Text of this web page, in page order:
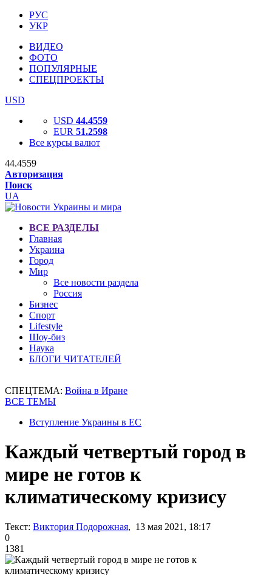
РУС
УКР
ВИДЕО
ФОТО
ПОПУЛЯРНЫЕ
СПЕЦПРОЕКТЫ
USD
USD 44.4559
EUR 51.2598
Все курсы валют
44.4559
Авторизация
Поиск
UA
ВСЕ РАЗДЕЛЫ
Главная
Украина
Город
Мир
Все новости раздела
Россия
Бизнес
Спорт
Lifestyle
Шоу-биз
Наука
БЛОГИ ЧИТАТЕЛЕЙ
СПЕЦТЕМА: Война в Иране
ВСЕ ТЕМЫ
Вступление Украины в ЕС
Каждый четвертый город в
мире не готов к
климатическому кризису
Текст: Виктория Подорожная, 13 мая 2021, 18:17
0
1381